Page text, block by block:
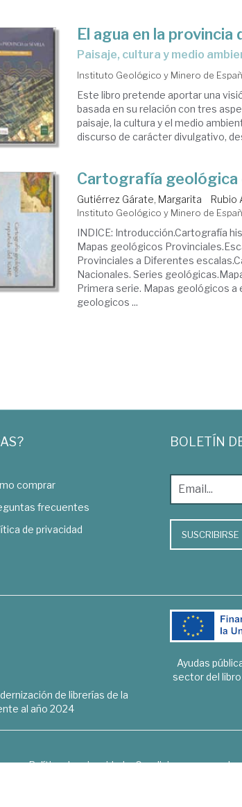
El agua en la provincia
paisaje, cultura y medio
Instituto Geológico y Minero de
Este libro pretende aportar una
basada en su relación con tres
paisaje, la cultura y el medio
discurso de carácter divulgativo,
Cartografía geológica
Gutiérrez Gárate, Margarita Rubio
Instituto Geológico y Minero de
INDICE: Introducción.Cartografía
Mapas geológicos
Provinciales a Diferentes
Nacionales. Series
Primera serie. Mapas geológicos a
geologicos ...
comprar
frecuentes
de privacidad
BOLETÍN
SUSCRIBIRSE
de librerías de la
al año 2024
Ayudas
sector del libro
Política de privacidad Condiciones generales